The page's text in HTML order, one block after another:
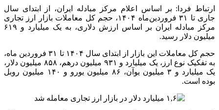
ارتباط فردا: بر اساس اعلام مرکز مبادله ایران، از ابتدای سال
جاری تا ۳۱ فروردین‌ماه ۱۴۰۴، حجم کل معاملات بازار ارز تجاری
مرکز مبادله ایران بر اساس ارزش دلاری، به یک میلیارد و ۶۱۹
میلیون دلار رسید.
حجم کل معاملات این بازار از ابتدای سال ۱۴۰۴ تا ۳۱ فروردین ماه،
به تفکیک نوع ارز، یک میلیارد و ۹۳۱ میلیون درهم، ۸۵۸ میلیون دلار،
یک میلیارد و ۳ میلیون
یوآن
، ۸۶ میلیون یورو و ۱۴۰ میلیون روبل
بوده است.